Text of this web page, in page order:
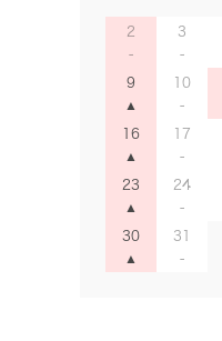
2 3
9 10
16 17
23 24
30 31